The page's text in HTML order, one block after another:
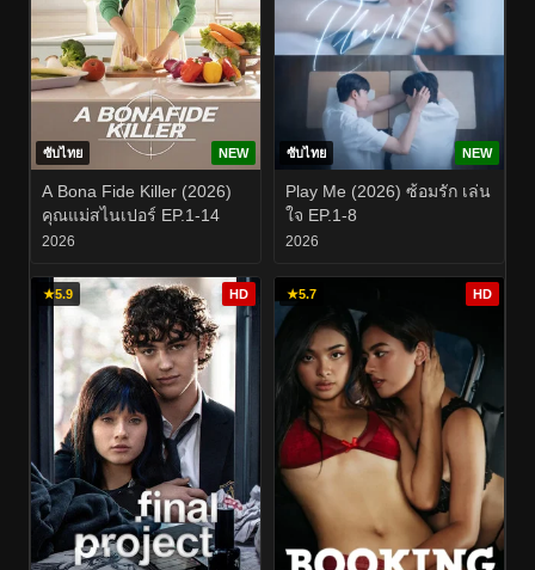
ซับไทย NEW
A Bona Fide Killer (2026)
คุณแม่สไนเปอร์ EP.1-14
2026
ซับไทย NEW
Play Me (2026) ซ้อมรัก เล่น
ใจ EP.1-8
2026
★5.9 HD ★5.7 HD